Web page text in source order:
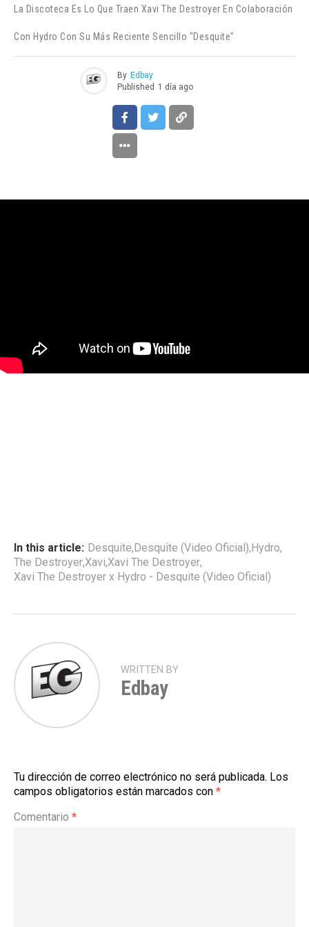
La Discoteca Es Lo Que Traen Xavi The Destroyer En Colaboración
Con Hydro Con Su Más Reciente Sencillo "Desquite"
By Edbay
Published 1 día ago
In this article: Desquite,Desquite (Video Oficial),Hydro,
The Destroyer,Xavi,Xavi The Destroyer,
Xavi The Destroyer x Hydro - Desquite (Video Oficial)
WRITTEN BY
Edbay
Tu dirección de correo electrónico no será publicada. Los
campos obligatorios están marcados con *
Comentario *